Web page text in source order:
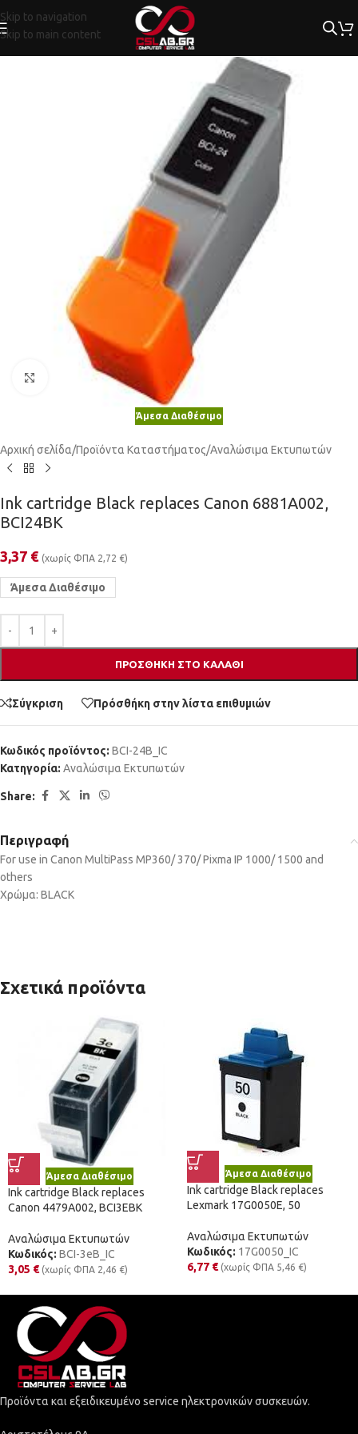
Skip to navigation
Skip to main content
Κλικ για μεγέθυνση
Άμεσα Διαθέσιμο
Αρχική σελίδα/Προϊόντα Καταστήματος/Αναλώσιμα Εκτυπωτών
Ink cartridge Black replaces Canon 6881A002,
BCI24BK
3,37 € (χωρίς ΦΠΑ 2,72 €)
Άμεσα Διαθέσιμο
ΠΡΟΣΘΉΚΗ ΣΤΟ ΚΑΛΆΘΙ
Σύγκριση Πρόσθήκη στην λίστα επιθυμιών
Κωδικός προϊόντος: BCI-24B_IC
Κατηγορία: Αναλώσιμα Εκτυπωτών
Share:
Περιγραφή
For use in Canon MultiPass MP360/ 370/ Pixma IP 1000/ 1500 and
others
Χρώμα: BLACK
Σχετικά προϊόντα
Άμεσα Διαθέσιμο
Ink cartridge Black replaces
Canon 4479A002, BCI3EBK
Αναλώσιμα Εκτυπωτών
Κωδικός: BCI-3eB_IC
3,05 € (χωρίς ΦΠΑ 2,46 €)
Άμεσα Διαθέσιμο
Ink cartridge Black replaces
Lexmark 17G0050E, 50
Αναλώσιμα Εκτυπωτών
Κωδικός: 17G0050_IC
6,77 € (χωρίς ΦΠΑ 5,46 €)
Προϊόντα και εξειδικευμένο service ηλεκτρονικών συσκευών.